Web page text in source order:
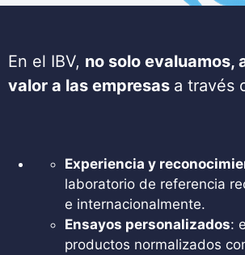
En el IBV, no solo evaluamos,
valor a las empresas a través
Experiencia y
laboratorio de referencia
e internacionalmente.
Ensayos personalizados:
productos normalizados